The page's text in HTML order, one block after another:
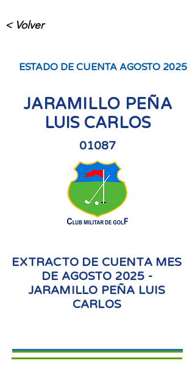
< Volver
ESTADO DE CUENTA AGOSTO 2025
JARAMILLO PEÑA
LUIS CARLOS
01087
EXTRACTO DE CUENTA MES
DE AGOSTO 2025 -
JARAMILLO PEÑA LUIS
CARLOS